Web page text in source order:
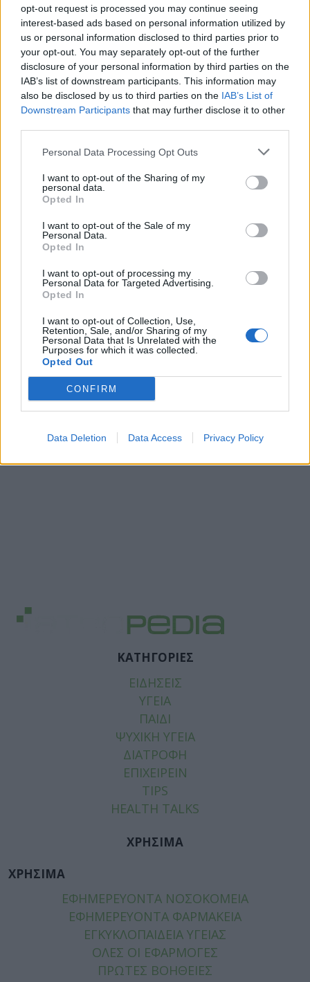
opt-out request is processed you may continue seeing
interest-based ads based on personal information utilized by
us or personal information disclosed to third parties prior to
your opt-out. You may separately opt-out of the further
disclosure of your personal information by third parties on the
IAB’s list of downstream participants. This information may
also be disclosed by us to third parties on the IAB’s List of
Downstream Participants that may further disclose it to other
Personal Data Processing Opt Outs
I want to opt-out of the Sharing of my
personal data.
Opted In
I want to opt-out of the Sale of my
Personal Data.
Opted In
I want to opt-out of processing my
Personal Data for Targeted Advertising.
Opted In
I want to opt-out of Collection, Use,
Retention, Sale, and/or Sharing of my
Personal Data that Is Unrelated with the
Purposes for which it was collected.
Opted Out
CONFIRM
Data Deletion Data Access Privacy Policy
Δείτε ποιάνοσοκομείαεφημερεύουν
ΚΑΤΗΓΟΡΙΕΣ
ΕΙΔΗΣΕΙΣ
ΥΓΕΙΑ
ΠΑΙΔΙ
ΨΥΧΙΚΗ ΥΓΕΙΑ
ΔΙΑΤΡΟΦΗ
ΕΠΙΧΕΙΡΕΙΝ
TIPS
HEALTH TALKS
ΧΡΗΣΙΜΑ
ΧΡΗΣΙΜΑ
ΕΦΗΜΕΡΕΥΟΝΤΑ ΝΟΣΟΚΟΜΕΙΑ
ΕΦΗΜΕΡΕΥΟΝΤΑ ΦΑΡΜΑΚΕΙΑ
ΕΓΚΥΚΛΟΠΑΙΔΕΙΑ ΥΓΕΙΑΣ
ΟΛΕΣ ΟΙ ΕΦΑΡΜΟΓΕΣ
ΠΡΩΤΕΣ ΒΟΗΘΕΙΕΣ